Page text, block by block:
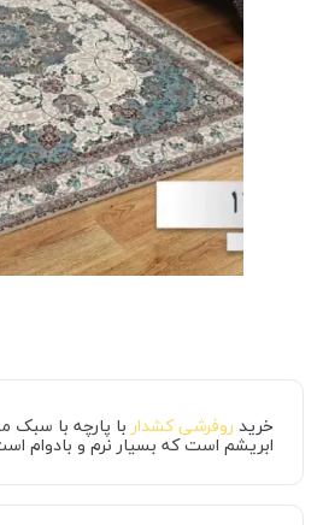
خرید روفرشی کشدار
ابریشم است که بسیار نرم و